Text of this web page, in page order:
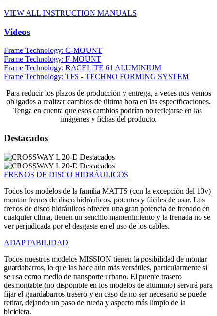
VIEW ALL INSTRUCTION MANUALS
Videos
Frame Technology: C-MOUNT
Frame Technology: F-MOUNT
Frame Technology: RACELITE 61 ALUMINIUM
Frame Technology: TFS - TECHNO FORMING SYSTEM
Para reducir los plazos de producción y entrega, a veces nos vemos
obligados a realizar cambios de última hora en las especificaciones.
Tenga en cuenta que esos cambios podrían no reflejarse en las
imágenes y fichas del producto.
Destacados
FRENOS DE DISCO HIDRÁULICOS
Todos los modelos de la familia MATTS (con la excepción del 10v)
montan frenos de disco hidráulicos, potentes y fáciles de usar. Los
frenos de disco hidráulicos ofrecen una gran potencia de frenado en
cualquier clima, tienen un sencillo mantenimiento y la frenada no se
ver perjudicada por el desgaste en el uso de los cables.
ADAPTABILIDAD
Todos nuestros modelos MISSION tienen la posibilidad de montar
guardabarros, lo que las hace aún más versátiles, particularmente si
se usa como medio de transporte urbano. El puente trasero
desmontable (no disponible en los modelos de aluminio) servirá para
fijar el guardabarros trasero y en caso de no ser necesario se puede
retirar, dejando un paso de rueda y aspecto más limpio de la
bicicleta.